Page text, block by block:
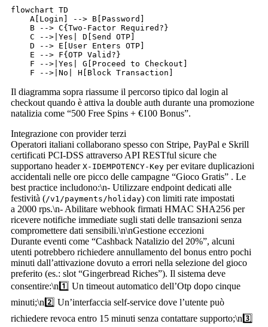
flowchart TD
    A[Login] --> B[Password]
    B --> C{Two-Factor Required?}
    C -->|Yes| D[Send OTP]
    D --> E[User Enters OTP]
    E --> F{OTP Valid?}
    F -->|Yes| G[Proceed to Checkout]
Il diagramma sopra riassume il percorso tipico dal login al
checkout quando è attiva la double auth durante una promozione
natalizia come “500 Free Spins + €100 Bonus”.
Integrazione con provider terzi
Operatori italiani collaborano spesso con Stripe, PayPal e Skrill
certificati PCI‑DSS attraverso API RESTful sicure che
supportano header X-IDEMPOTENCY-Key per evitare duplicazioni
accidentali nelle ore picco delle campagne “Gioco Gratis” . Le
best practice includono:\n- Utilizzare endpoint dedicati alle
festività (/v1/payments/holiday) con limiti rate impostati
a 2000 rps.\n- Abilitare webhook firmati HMAC SHA256 per
ricevere notifiche immediate sugli stati delle transazioni senza
compromettere dati sensibili.\n\nGestione eccezioni
Durante eventi come “Cashback Natalizio del 20%”, alcuni
utenti potrebbero richiedere annullamento del bonus entro pochi
minuti dall’attivazione dovuto a errori nella selezione del gioco
preferito (es.: slot “Gingerbread Riches”). Il sistema deve
consentire:\n1️⃣ Un timeout automatico dell’Otp dopo cinque
minuti;\n2️⃣ Un’interfaccia self-service dove l’utente può
richiedere revoca entro 15 minuti senza contattare supporto;\n3️⃣